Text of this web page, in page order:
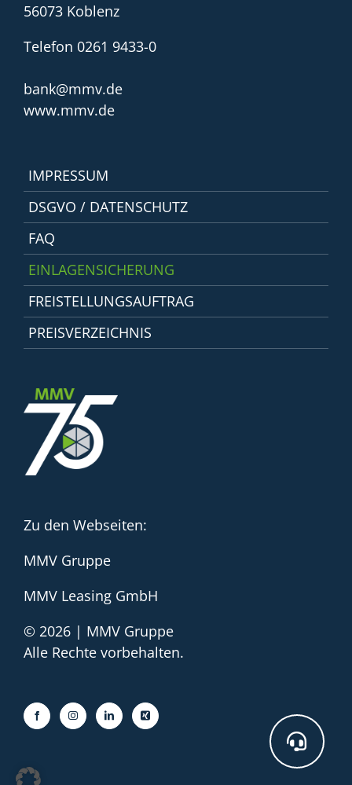
56073 Koblenz
Telefon 0261 9433-0
bank@mmv.de
www.mmv.de
IMPRESSUM
DSGVO / DATENSCHUTZ
FAQ
EINLAGENSICHERUNG
FREISTELLUNGSAUFTRAG
PREISVERZEICHNIS
Zu den Webseiten:
MMV Gruppe
MMV Leasing GmbH
© 2026 | MMV Gruppe
Alle Rechte vorbehalten.